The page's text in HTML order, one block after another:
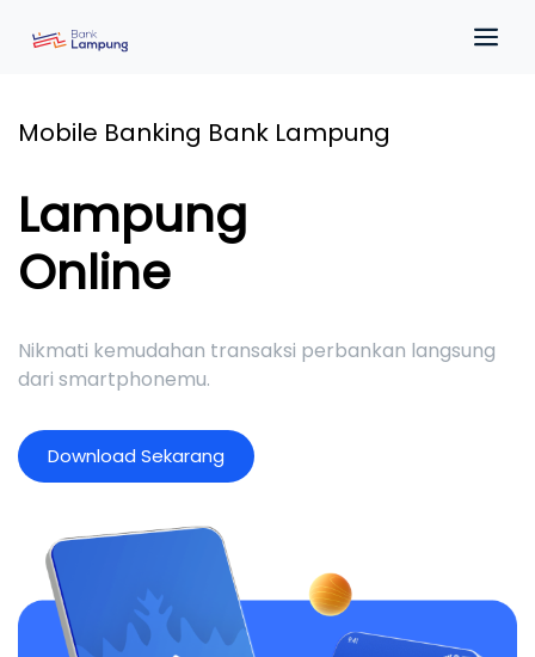
Mobile Banking Bank Lampung
Lampung
Online
Nikmati kemudahan transaksi perbankan langsung
dari smartphonemu.
Download Sekarang